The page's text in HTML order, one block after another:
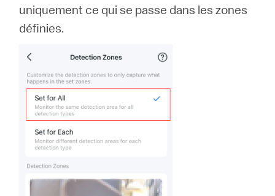
uniquement ce qui se passe dans les zones
définies.